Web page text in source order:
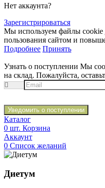
Нет аккаунта?
Зарегистрироваться
Мы используем файлы cookie
пользования сайтом и
Подробнее Принять
Узнать о поступлении Мы
на склад. Пожалуйста,
Уведомить о поступлении
Каталог
0 шт. Корзина
Аккаунт
0 Список желаний
Диетум